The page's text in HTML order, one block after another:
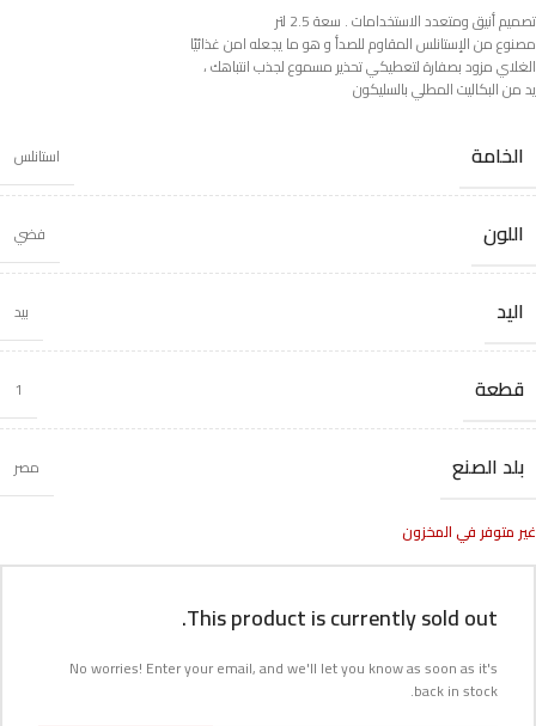
تصميم أنيق ومتعدد الاستخدامات . سعة 2.5 لتر
مصنوع من الإستانلس المقاوم للصدأ و هو ما يجعله امن غذائيًا
الغلاي مزود بصفارة لتعطيكي تحذير مسموع لجذب انتباهك ،
يد من البكاليت المطلي بالسليكون
الخامة استانلس
اللون فضي
اليد بيد
قطعة 1
بلد الصنع مصر
غير متوفر في المخزون
This product is currently sold out.
No worries! Enter your email, and we'll let you know as soon as it's
back in stock.